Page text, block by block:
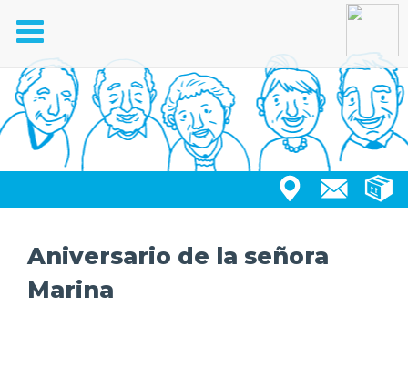
Toggle
navigation
Aniversario de la señora
Marina